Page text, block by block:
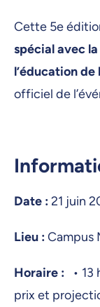
Cette 5e
spécial avec
l’éducation
officiel de
Date :21 juin
Lieu :Campus
Horaire : • 13
prix et